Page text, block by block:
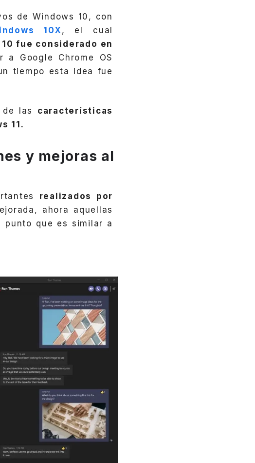
de Windows 10, con
10X , el cual
fue considerado en
a Google Chrome OS
tiempo esta idea fue
de las características
11.
y mejoras al
realizados por
ahora aquellas
punto que es similar a